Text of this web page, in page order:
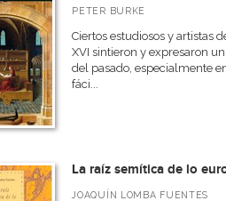
PETER BURKE
Ciertos estudiosos y artistas
XVI sintieron y expresaron
del pasado, especialmente
fáci...
La raíz semítica de lo
JOAQUÍN LOMBA FUENTES